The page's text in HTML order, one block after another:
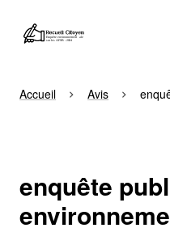
Accueil Avis
enquête